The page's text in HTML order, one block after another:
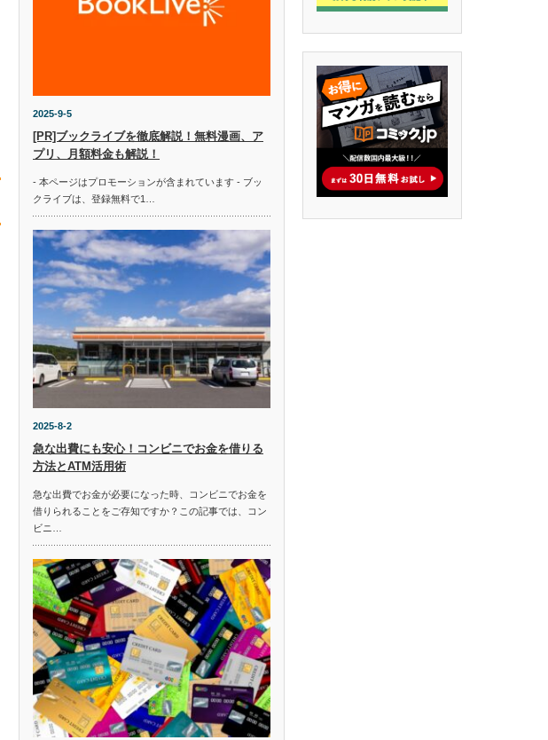
2025-9-5
[PR]ブックライブを徹底解説！無料漫画、ア
プリ、月額料金も解説！
- 本ページはプロモーションが含まれています - ブッ
クライブは、登録無料で1…
2025-8-2
急な出費にも安心！コンビニでお金を借りる
方法とATM活用術
急な出費でお金が必要になった時、コンビニでお金を
借りられることをご存知ですか？この記事では、コン
ビニ…